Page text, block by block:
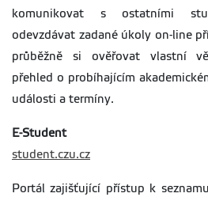
komunikovat s ostatními
odevzdávat zadané úkoly on-line
průběžně si ověřovat vlastní
přehled o probíhajícím
události a termíny.
E-Student
student.czu.cz
Portál zajišťující přístup k